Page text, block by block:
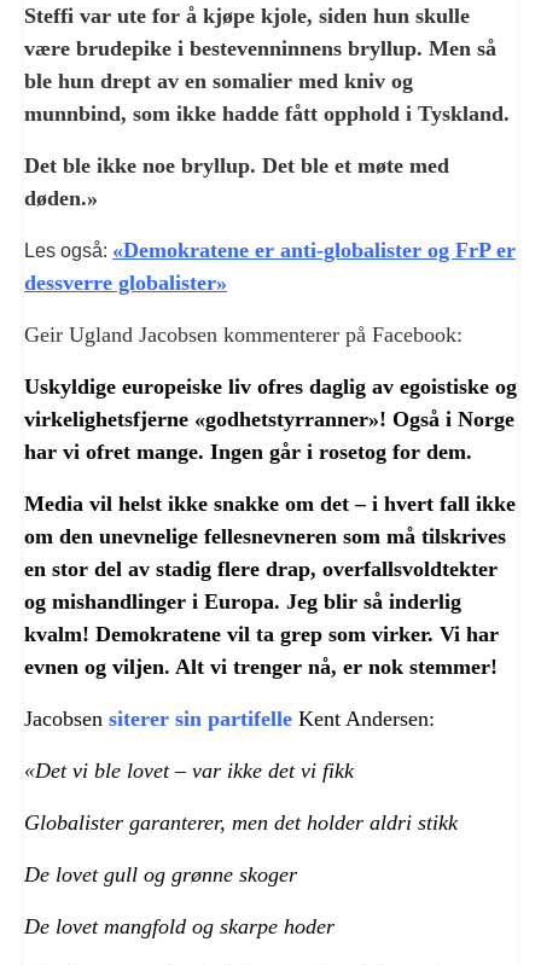
Steffi var ute for å kjøpe kjole, siden hun skulle
være brudepike i bestevenninnens bryllup. Men så
ble hun drept av en somalier med kniv og
munnbind, som ikke hadde fått opphold i Tyskland.
Det ble ikke noe bryllup. Det ble et møte med
døden.»
Les også: «Demokratene er anti-globalister og FrP er
dessverre globalister»
Geir Ugland Jacobsen kommenterer på Facebook:
Uskyldige europeiske liv ofres daglig av egoistiske og
virkelighetsfjerne «godhetstyrranner»! Også i Norge
har vi ofret mange. Ingen går i rosetog for dem.
Media vil helst ikke snakke om det – i hvert fall ikke
om den unevnelige fellesnevneren som må tilskrives
en stor del av stadig flere drap, overfallsvoldtekter
og mishandlinger i Europa. Jeg blir så inderlig
kvalm! Demokratene vil ta grep som virker. Vi har
evnen og viljen. Alt vi trenger nå, er nok stemmer!
Jacobsen siterer sin partifelle Kent Andersen:
«Det vi ble lovet – var ikke det vi fikk
Globalister garanterer, men det holder aldri stikk
De lovet gull og grønne skoger
De lovet mangfold og skarpe hoder